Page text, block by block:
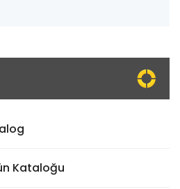
Kataloğu